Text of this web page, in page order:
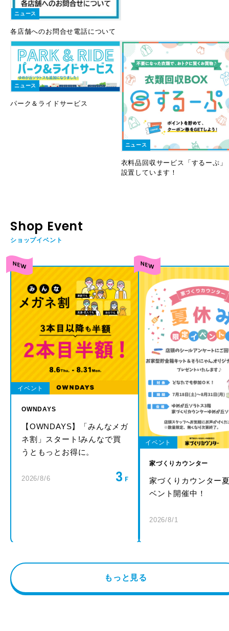
ニュース
各店舗へのお問合せ電話について
ニュース
パーク＆ライドサービス
ニュース
衣料品回収サービス「するーぷ」
設置しています！
Shop Event
ショップイベント
イベント
OWNDAYS
【OWNDAYS】「みんなメガ
ネ割」スタート!みんなで買
うともっとお得に。
2026/8/6 3
イベント
家づくりカウンター
家づくりカウンター
ベント開催中！
2026/8/1
もっと見る